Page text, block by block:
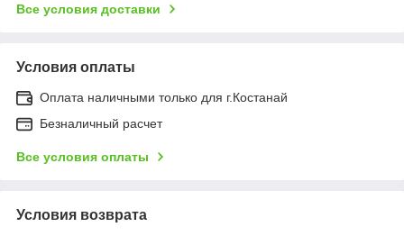
Все условия доставки
Условия оплаты
Оплата наличными только для г.Костанай
Безналичный расчет
Все условия оплаты
Условия возврата